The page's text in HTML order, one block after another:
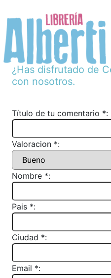
¿Has disfrutado de
con nosotros.
Título de tu comentario *:
Valoracion *:
Nombre *:
Pais *:
Ciudad *:
Email *: